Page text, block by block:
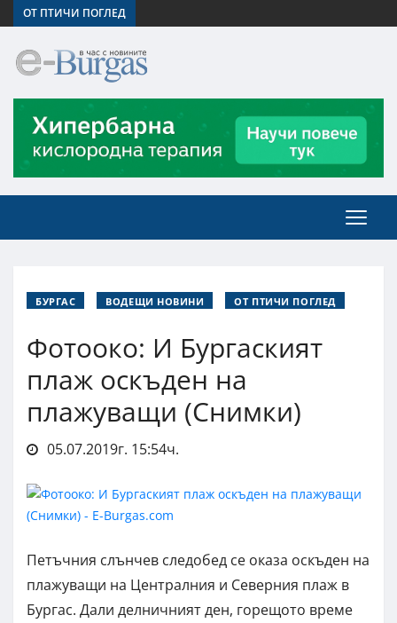
ОТ ПТИЧИ ПОГЛЕД
БУРГАС ВОДЕЩИ НОВИНИ ОТ ПТИЧИ ПОГЛЕД
Фотооко: И Бургаският
плаж оскъден на
плажуващи (Снимки)
05.07.2019г. 15:54ч.
Петъчния слънчев следобед се оказа оскъден на
плажуващи на Централния и Северния плаж в
Бургас. Дали делничният ден, горещото време